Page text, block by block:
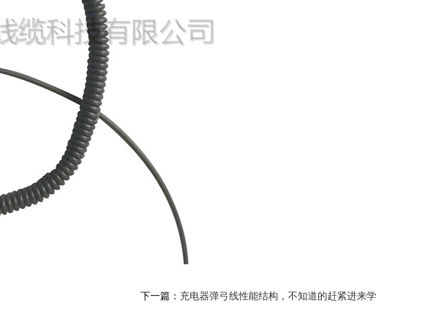
下一篇： 充电器弹弓线性能结构，不知道的赶紧进来学